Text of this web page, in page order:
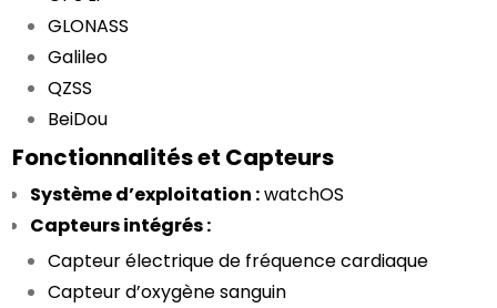
GLONASS
Galileo
QZSS
BeiDou
Fonctionnalités et Capteurs
Système d’exploitation : watchOS
Capteurs intégrés :
Capteur électrique de fréquence cardiaque
Capteur d’oxygène sanguin